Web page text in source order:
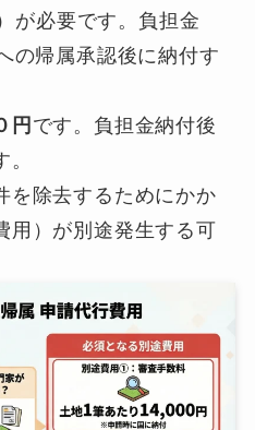
が必要です。負担金
の帰属承認後に納付す
円 です。負担金納付後
除去するためにかか
用）が別途発生する可